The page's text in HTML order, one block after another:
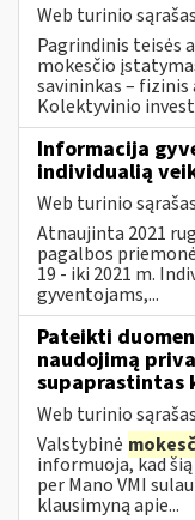
Web turinio sąrašas
Pagrindinis teisės
mokesčio
savininkas – fizinis
Kolektyvinio
Informacija
individualią
Web turinio sąrašas
Atnaujinta 2021
pagalbos
19 - iki 2021 m.
gyventojams,...
Pateikti
naudojimą
supaprastintas
Web turinio sąrašas
Valstybinė
informuoja, kad
per Mano VMI
klausimyną apie...